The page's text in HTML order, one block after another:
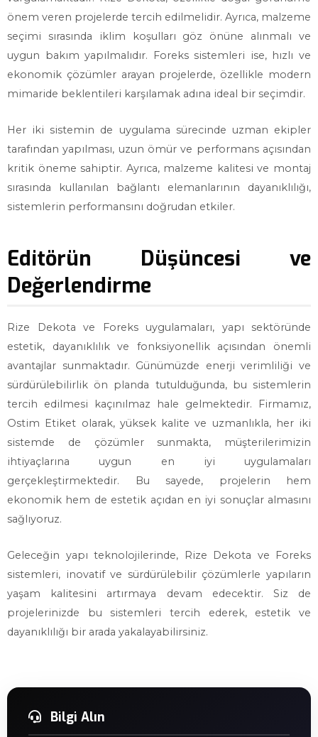
önem veren projelerde tercih edilmelidir. Ayrıca, malzeme
seçimi sırasında iklim koşulları göz önüne alınmalı ve
uygun bakım yapılmalıdır. Foreks sistemleri ise, hızlı ve
ekonomik çözümler arayan projelerde, özellikle modern
mimaride beklentileri karşılamak adına ideal bir seçimdir.
Her iki sistemin de uygulama sürecinde uzman ekipler
tarafından yapılması, uzun ömür ve performans açısından
kritik öneme sahiptir. Ayrıca, malzeme kalitesi ve montaj
sırasında kullanılan bağlantı elemanlarının dayanıklılığı,
sistemlerin performansını doğrudan etkiler.
Editörün Düşüncesi ve
Değerlendirme
Rize Dekota ve Foreks uygulamaları, yapı sektöründe
estetik, dayanıklılık ve fonksiyonellik açısından önemli
avantajlar sunmaktadır. Günümüzde enerji verimliliği ve
sürdürülebilirlik ön planda tutulduğunda, bu sistemlerin
tercih edilmesi kaçınılmaz hale gelmektedir. Firmamız,
Ostim Etiket olarak, yüksek kalite ve uzmanlıkla, her iki
sistemde de çözümler sunmakta, müşterilerimizin
ihtiyaçlarına uygun en iyi uygulamaları
gerçekleştirmektedir. Bu sayede, projelerin hem
ekonomik hem de estetik açıdan en iyi sonuçlar almasını
sağlıyoruz.
Geleceğin yapı teknolojilerinde, Rize Dekota ve Foreks
sistemleri, inovatif ve sürdürülebilir çözümlerle yapıların
yaşam kalitesini artırmaya devam edecektir. Siz de
projelerinizde bu sistemleri tercih ederek, estetik ve
dayanıklılığı bir arada yakalayabilirsiniz.
Bilgi Alın